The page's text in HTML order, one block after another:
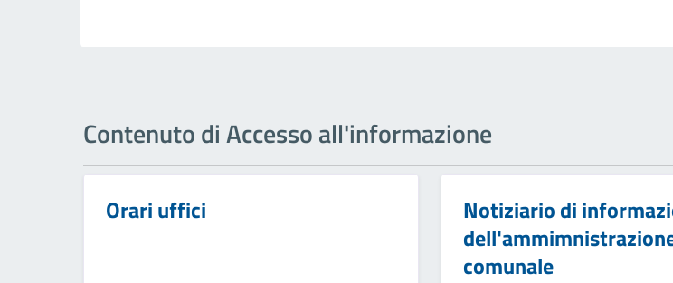
Contenuto di Accesso all'informazione
Orari uffici
Notiziario di
comunale